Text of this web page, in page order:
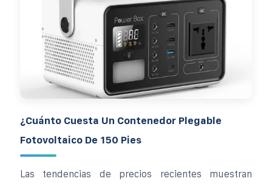
¿Cuánto Cuesta Un Contenedor Plegable
Fotovoltaico De 150 Pies
Las tendencias de precios recientes muestran